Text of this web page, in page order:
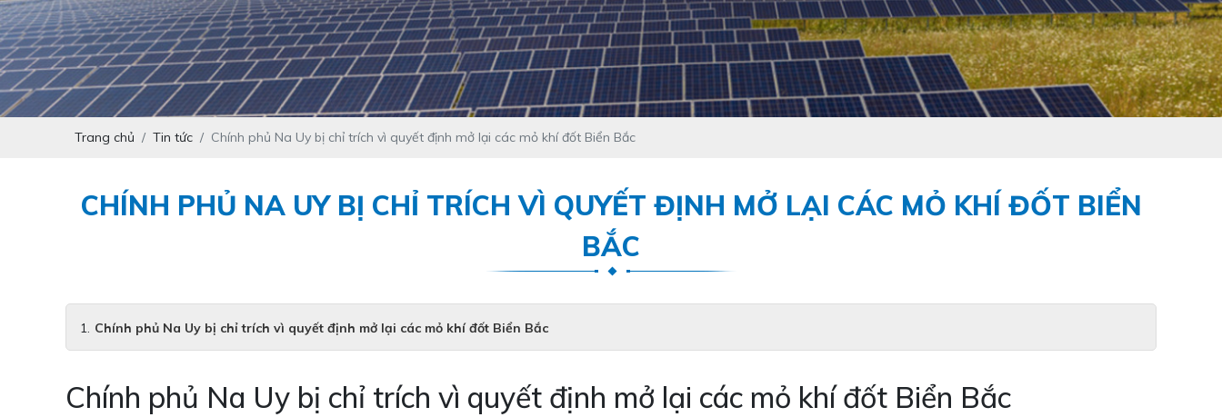
Trang chủ Tin tức Chính phủ Na Uy bị chỉ trích vì quyết định mở lại các mỏ khí đốt Biển Bắc
CHÍNH PHỦ NA UY BỊ CHỈ TRÍCH VÌ QUYẾT ĐỊNH MỞ LẠI CÁC MỎ KHÍ ĐỐT BIỂN
BẮC
Chính phủ Na Uy bị chỉ trích vì quyết định mở lại các mỏ khí đốt Biển Bắc
Chính phủ Na Uy bị chỉ trích vì quyết định mở lại các mỏ khí đốt Biển Bắc